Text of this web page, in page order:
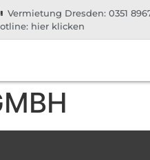
Vermietung Dresden: 0351
hier klicken